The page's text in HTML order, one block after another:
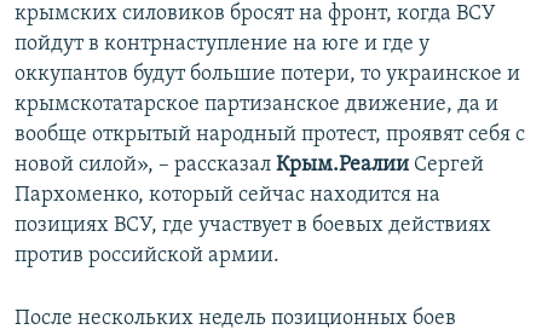
крымских силовиков бросят на фронт, когда ВСУ
пойдут в контрнаступление на юге и где у
оккупантов будут большие потери, то украинское и
крымскотатарское партизанское движение, да и
вообще открытый народный протест, проявят себя с
новой силой», – рассказал Крым.Реалии Сергей
Пархоменко, который сейчас находится на
позициях ВСУ, где участвует в боевых действиях
против российской армии.
После нескольких недель позиционных боев